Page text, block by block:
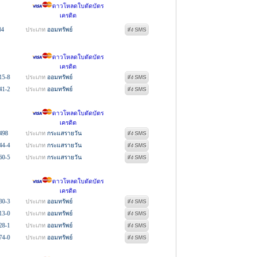
ดาวโหลดใบตัดบัตร
เครดิต
ประเภท ออมทรัพย์
ดาวโหลดใบตัดบัตร
เครดิต
8 ประเภท ออมทรัพย์
2 ประเภท ออมทรัพย์
ดาวโหลดใบตัดบัตร
เครดิต
ประเภท กระแสรายวัน
4 ประเภท กระแสรายวัน
5 ประเภท กระแสรายวัน
ดาวโหลดใบตัดบัตร
เครดิต
3 ประเภท ออมทรัพย์
0 ประเภท ออมทรัพย์
1 ประเภท ออมทรัพย์
0 ประเภท ออมทรัพย์